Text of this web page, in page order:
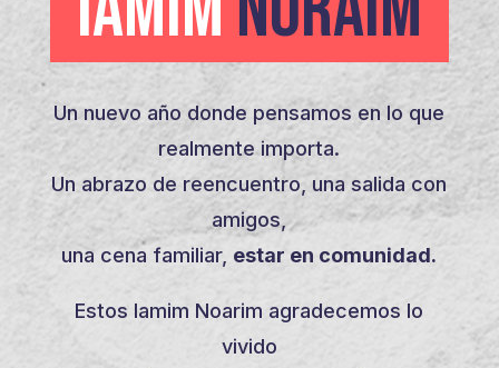
Un nuevo año donde pensamos en lo que
realmente importa.
Un abrazo de reencuentro, una salida con
amigos,
una cena familiar, estar en comunidad.
Estos Iamim Noarim agradecemos lo
vivido